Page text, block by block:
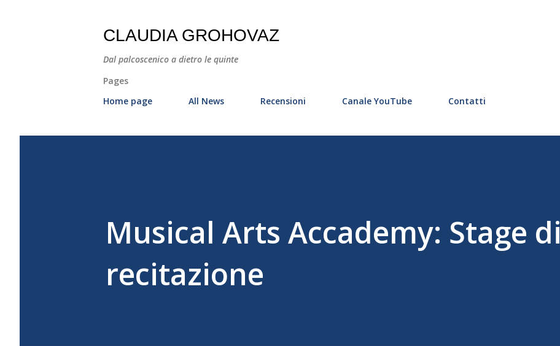
CLAUDIA GROHOVAZ
Dal palcoscenico a dietro le quinte
Pages
Home page
All News Recensioni Canale YouTube Contatti
Musical Arts Accademy: Stage di
recitazione